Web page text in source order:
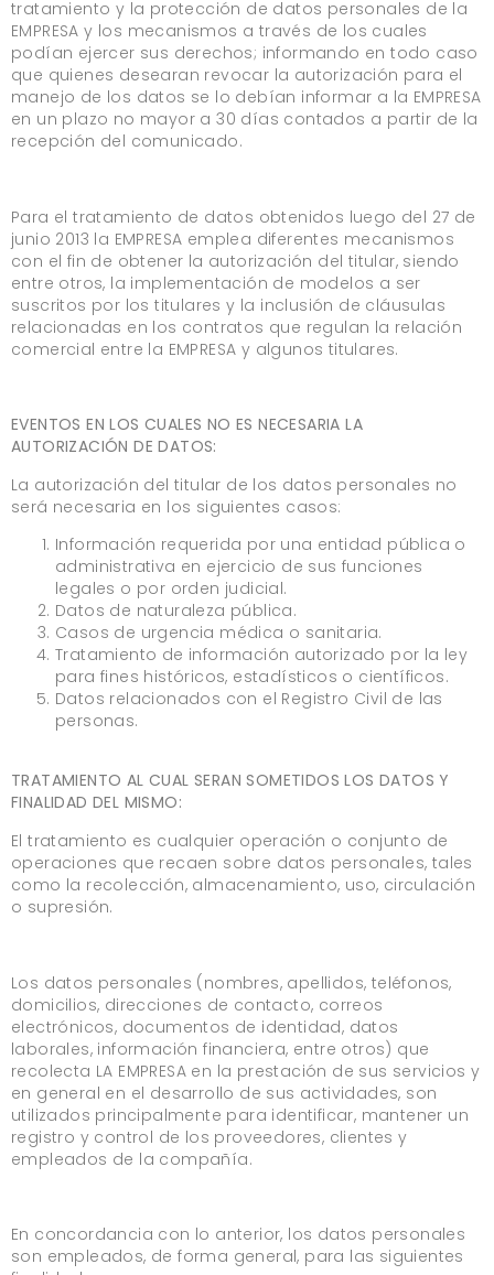
tratamiento y la protección de datos personales de la
EMPRESA y los mecanismos a través de los cuales
podían ejercer sus derechos; informando en todo caso
que quienes desearan revocar la autorización para el
manejo de los datos se lo debían informar a la EMPRESA
en un plazo no mayor a 30 días contados a partir de la
recepción del comunicado.
Para el tratamiento de datos obtenidos luego del 27 de
junio 2013 la EMPRESA emplea diferentes mecanismos
con el fin de obtener la autorización del titular, siendo
entre otros, la implementación de modelos a ser
suscritos por los titulares y la inclusión de cláusulas
relacionadas en los contratos que regulan la relación
comercial entre la EMPRESA y algunos titulares.
EVENTOS EN LOS CUALES NO ES NECESARIA LA
AUTORIZACIÓN DE DATOS:
La autorización del titular de los datos personales no
será necesaria en los siguientes casos:
Información requerida por una entidad pública o
administrativa en ejercicio de sus funciones
legales o por orden judicial.
Datos de naturaleza pública.
Casos de urgencia médica o sanitaria.
Tratamiento de información autorizado por la ley
para fines históricos, estadísticos o científicos.
Datos relacionados con el Registro Civil de las
personas.
TRATAMIENTO AL CUAL SERAN SOMETIDOS LOS DATOS Y
FINALIDAD DEL MISMO:
El tratamiento es cualquier operación o conjunto de
operaciones que recaen sobre datos personales, tales
como la recolección, almacenamiento, uso, circulación
o supresión.
Los datos personales (nombres, apellidos, teléfonos,
domicilios, direcciones de contacto, correos
electrónicos, documentos de identidad, datos
laborales, información financiera, entre otros) que
recolecta LA EMPRESA en la prestación de sus servicios y
en general en el desarrollo de sus actividades, son
utilizados principalmente para identificar, mantener un
registro y control de los proveedores, clientes y
empleados de la compañía.
En concordancia con lo anterior, los datos personales
son empleados, de forma general, para las siguientes